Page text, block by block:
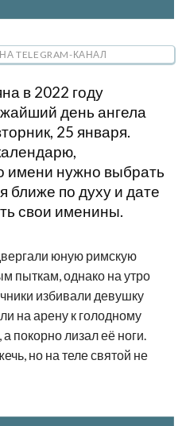
TELEGRAM-КАНАЛ
в 2022 году
день ангела
25 января.
имени нужно выбрать
ближе по духу и дате
свои именины.
юную римскую
пыткам, однако на утро
избивали девушку
на арену к голодному
покорно лизал её ноги.
но на теле святой не